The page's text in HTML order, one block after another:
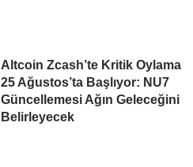
Altcoin Zcash’te Kritik Oylama
25 Ağustos’ta Başlıyor: NU7
Güncellemesi Ağın Geleceğini
Belirleyecek